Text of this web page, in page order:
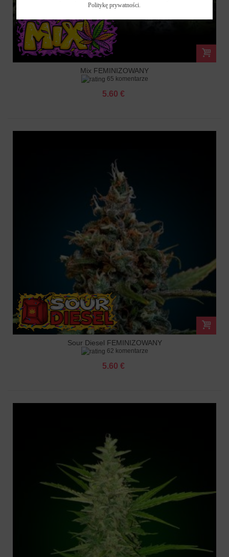
Mix FEMINIZOWANY
65 komentarze
5.60 €
Sour Diesel FEMINIZOWANY
62 komentarze
5.60 €
Politykę prywatności.